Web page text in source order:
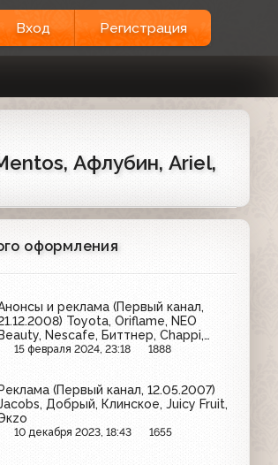
Вход Регистрация
Афлубин, Ariel,
оформления
и реклама (Первый канал,
Toyota, Oriflame, NEO
Beauty, Nescafe, Биттнер, Chappi,
Л'Этуаль, Арбидол, Имунеле, Clearasil,
15 февраля 2024, 23:18 1888
Реклама (Первый канал, 12.05.2007)
Добрый, Клинское, Juicy Fruit,
10 декабря 2023, 18:43 1655